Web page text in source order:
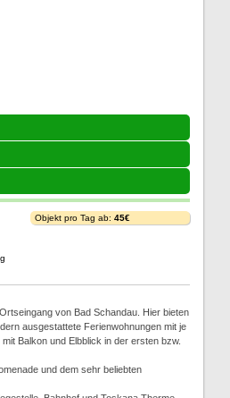
Objekt pro Tag ab: 45€
von Bad Schandau. Hier bieten
ausgestattete Ferienwohnungen mit je
Balkon und Elbblick in der ersten bzw.
und dem sehr beliebten